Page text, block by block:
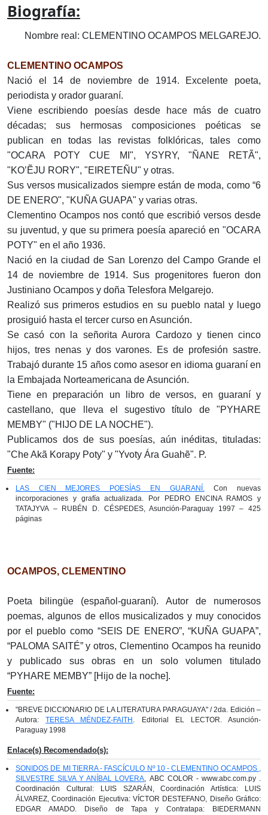
Biografía:
Nombre real: CLEMENTINO OCAMPOS MELGAREJO.
CLEMENTINO OCAMPOS
Nació el 14 de noviembre de 1914. Excelente poeta,
periodista y orador guaraní.
Viene escribiendo poesías desde hace más de cuatro
décadas; sus hermosas composiciones poéticas se
publican en todas las revistas folklóricas, tales como
"OCARA POTY CUE MI", YSYRY, "ÑANE RETÃ",
"KO’ẼJU RORY", "EIRETEÑU" y otras.
Sus versos musicalizados siempre están de moda, como “6
DE ENERO", "KUÑA GUAPA" y varias otras.
Clementino Ocampos nos contó que escribió versos desde
su juventud, y que su primera poesía apareció en "OCARA
POTY" en el año 1936.
Nació en la ciudad de San Lorenzo del Campo Grande el
14 de noviembre de 1914. Sus progenitores fueron don
Justiniano Ocampos y doña Telesfora Melgarejo.
Realizó sus primeros estudios en su pueblo natal y luego
prosiguió hasta el tercer curso en Asunción.
Se casó con la señorita Aurora Cardozo y tienen cinco
hijos, tres nenas y dos varones. Es de profesión sastre.
Trabajó durante 15 años como asesor en idioma guaraní en
la Embajada Norteamericana de Asunción.
Tiene en preparación un libro de versos, en guaraní y
castellano, que lleva el sugestivo título de "PYHARE
MEMBY" ("HIJO DE LA NOCHE").
Publicamos dos de sus poesías, aún inéditas, tituladas:
"Che Akã Korapy Poty" y "Yvoty Ára Guahẽ". P.
Fuente:
LAS CIEN MEJORES POESÍAS EN GUARANÍ.Con nuevas
incorporaciones y grafía actualizada. Por PEDRO ENCINA RAMOS y
TATAJYVA – RUBÉN D. CÉSPEDES, Asunción-Paraguay 1997 – 425
páginas
OCAMPOS, CLEMENTINO
Poeta bilingüe (español-guaraní). Autor de numerosos
poemas, algunos de ellos musicalizados y muy conocidos
por el pueblo como “SEIS DE ENERO”, “KUÑA GUAPA”,
“PALOMA SAITÉ” y otros, Clementino Ocampos ha reunido
y publicado sus obras en un solo volumen titulado
“PYHARE MEMBY” [Hijo de la noche].
Fuente:
"BREVE DICCIONARIO DE LA LITERATURA PARAGUAYA" / 2da. Edición –
Autora:TERESA MÉNDEZ-FAITH . Editorial EL LECTOR. Asunción-
Paraguay 1998
Enlace(s) Recomendado(s):
SONIDOS DE MI TIERRA - FASCÍCULO Nº 10 - CLEMENTINO OCAMPOS ,
SILVESTRE SILVA Y ANÍBAL LOVERA, ABC COLOR - www.abc.com.py .
Coordinación Cultural: LUIS SZARÁN, Coordinación Artística: LUIS
ÁLVAREZ, Coordinación Ejecutiva: VÍCTOR DESTEFANO, Diseño Gráfico:
EDGAR AMADO. Diseño de Tapa y Contratapa: BIEDERMANN